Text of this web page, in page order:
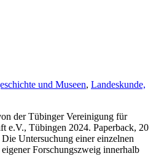
und Museen, Landeskunde,
der Tübinger Vereinigung für
e.V., Tübingen 2024. Paperback, 20
Untersuchung einer einzelnen
Forschungszweig innerhalb